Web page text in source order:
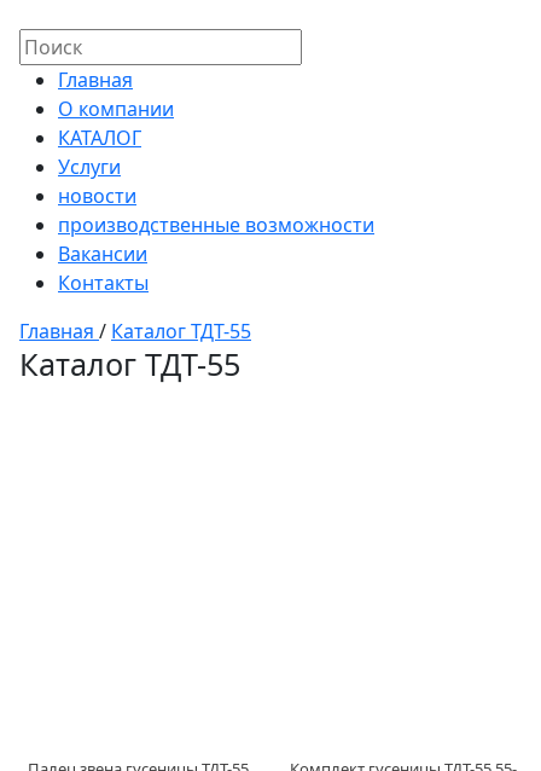
Главная
О компании
КАТАЛОГ
Услуги
новости
производственные возможности
Вакансии
Контакты
Главная / Каталог ТДТ-55
Каталог ТДТ-55